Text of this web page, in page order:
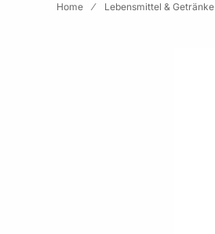
Home Lebensmittel & Getränke